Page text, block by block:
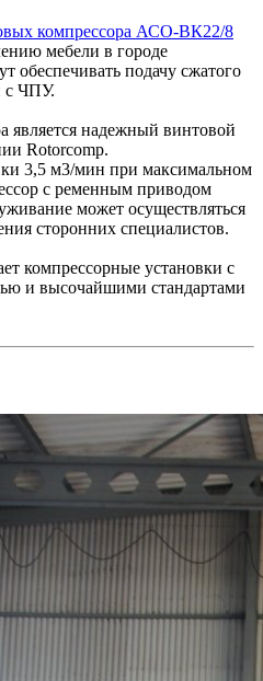
компрессора АСО-ВК22/8
мебели в городе
обеспечивать подачу сжатого
с ЧПУ.
является надежный винтовой
Rotorcomp.
3,5 м3/мин при максимальном
с ременным приводом
может осуществляться
сторонних специалистов.
компрессорные установки с
и высочайшими стандартами